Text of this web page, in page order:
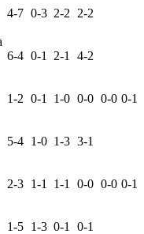
4-7 0-3 2-2 2-2
6-4 0-1 2-1 4-2
1-2 0-1 1-0 0-0 0-0 0-1
5-4 1-0 1-3 3-1
2-3 1-1 1-1 0-0 0-0 0-1
1-5 1-3 0-1 0-1